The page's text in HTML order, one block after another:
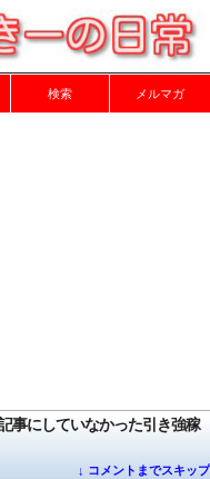
検索 メルマガ
事にしていなかった引き強稼
↓ コメントまでスキップ